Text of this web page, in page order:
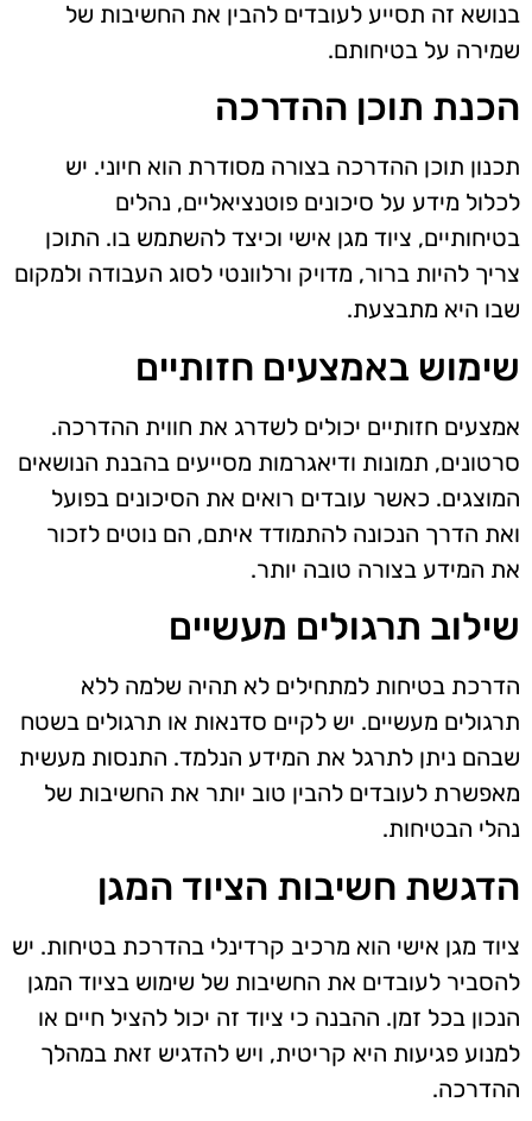
בנושא זה תסייע לעובדים להבין את החשיבות של
שמירה על בטיחותם.
הכנת תוכן ההדרכה
תכנון תוכן ההדרכה בצורה מסודרת הוא חיוני. יש
לכלול מידע על סיכונים פוטנציאליים, נהלים
בטיחותיים, ציוד מגן אישי וכיצד להשתמש בו. התוכן
צריך להיות ברור, מדויק ורלוונטי לסוג העבודה ולמקום
שבו היא מתבצעת.
שימוש באמצעים חזותיים
אמצעים חזותיים יכולים לשדרג את חווית ההדרכה.
סרטונים, תמונות ודיאגרמות מסייעים בהבנת הנושאים
המוצגים. כאשר עובדים רואים את הסיכונים בפועל
ואת הדרך הנכונה להתמודד איתם, הם נוטים לזכור
את המידע בצורה טובה יותר.
שילוב תרגולים מעשיים
הדרכת בטיחות למתחילים לא תהיה שלמה ללא
תרגולים מעשיים. יש לקיים סדנאות או תרגולים בשטח
שבהם ניתן לתרגל את המידע הנלמד. התנסות מעשית
מאפשרת לעובדים להבין טוב יותר את החשיבות של
נהלי הבטיחות.
הדגשת חשיבות הציוד המגן
ציוד מגן אישי הוא מרכיב קרדינלי בהדרכת בטיחות. יש
להסביר לעובדים את החשיבות של שימוש בציוד המגן
הנכון בכל זמן. ההבנה כי ציוד זה יכול להציל חיים או
למנוע פגיעות היא קריטית, ויש להדגיש זאת במהלך
ההדרכה.